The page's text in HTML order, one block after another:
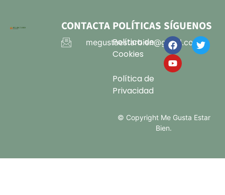
CONTACTA
megustaestarbien@gmail.com
POLÍTICAS
Política de
Cookies
Política de
Privacidad
SÍGUENOS
© Copyright Me Gusta Estar
Bien.